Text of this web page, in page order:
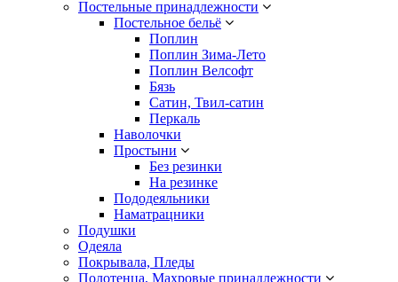
Постельные принадлежности
Постельное бельё
Поплин
Поплин Зима-Лето
Поплин Велсофт
Бязь
Сатин, Твил-сатин
Перкаль
Наволочки
Простыни
Без резинки
На резинке
Пододеяльники
Наматрацники
Подушки
Одеяла
Покрывала, Пледы
Полотенца, Махровые принадлежности